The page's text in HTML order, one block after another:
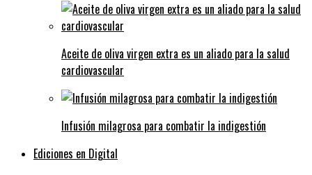
Aceite de oliva virgen extra es un aliado para la salud
cardiovascular
Infusión milagrosa para combatir la indigestión
Ediciones en Digital